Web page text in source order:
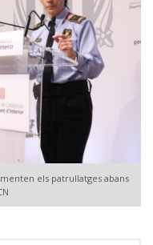
els patrullatges abans